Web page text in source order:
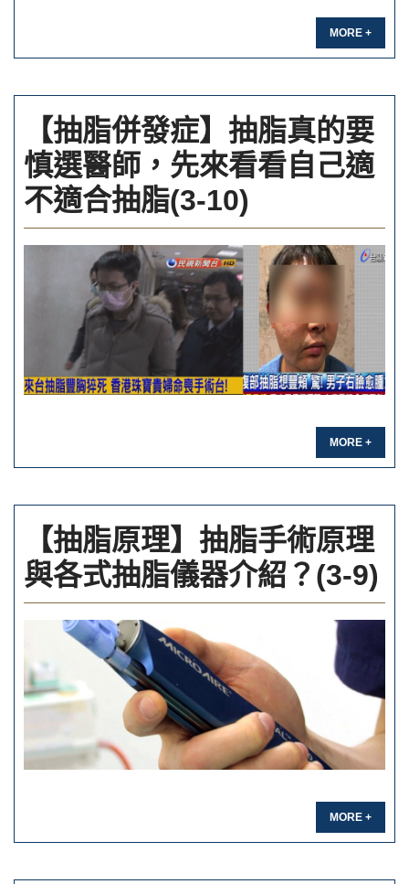
MORE +
【抽脂併發症】抽脂真的要
慎選醫師，先來看看自己適
不適合抽脂(3-10)
MORE +
【抽脂原理】抽脂手術原理
與各式抽脂儀器介紹？(3-9)
MORE +